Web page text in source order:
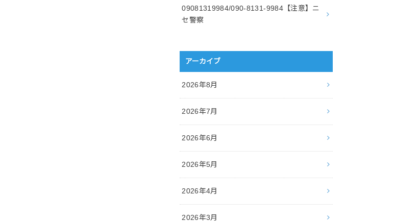
09081319984/090-8131-9984【注意】ニ
セ警察
アーカイブ
2026年8月
2026年7月
2026年6月
2026年5月
2026年4月
2026年3月